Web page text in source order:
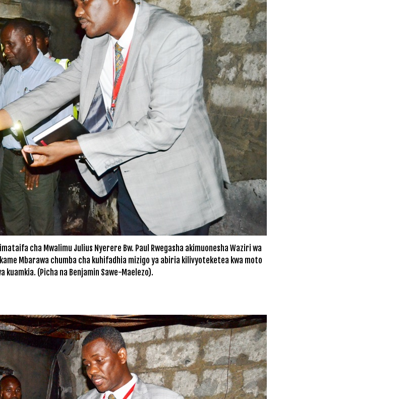
cha Mwalimu Julius Nyerere Bw. Paul Rwegasha akimuonesha Waziri wa
Mbarawa chumba cha kuhifadhia mizigo ya abiria kilivyoteketea kwa moto
kuamkia. (Picha na Benjamin Sawe-Maelezo).